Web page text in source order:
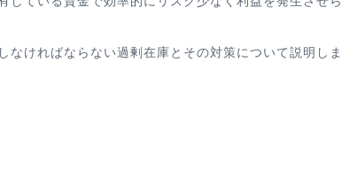
ければならない過剰在庫とその対策について説明しま